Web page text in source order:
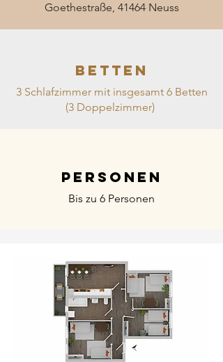
Goethestraße, 41464 Neuss
BETTEN
3 Schlafzimmer mit insgesamt 6 Betten
(3 Doppelzimmer)
Personen
Bis zu 6 Personen